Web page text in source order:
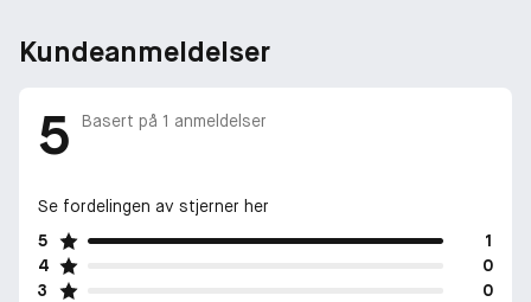
Kundeanmeldelser
5 Basert på 1 anmeldelser
Se fordelingen av stjerner her
5
1
4
0
3
0